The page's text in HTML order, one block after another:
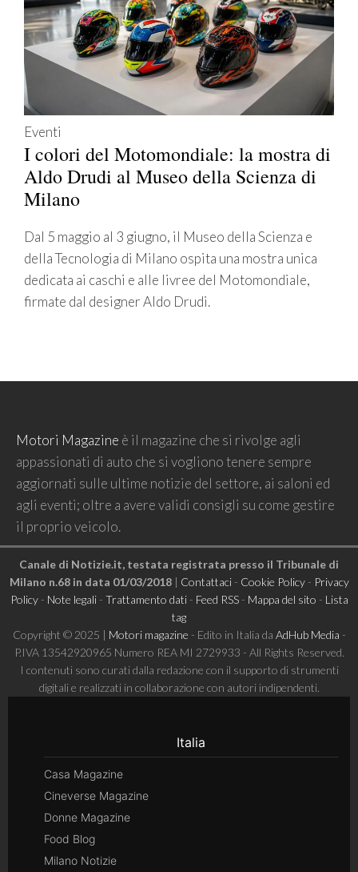
Eventi
I colori del Motomondiale: la mostra di
Aldo Drudi al Museo della Scienza di
Milano
Dal 5 maggio al 3 giugno, il Museo della Scienza e
della Tecnologia di Milano ospita una mostra unica
dedicata ai caschi e alle livree del Motomondiale,
firmate dal designer Aldo Drudi.
Motori Magazine è il magazine che si rivolge agli
appassionati di auto che si vogliono tenere sempre
aggiornati sulle ultime notizie del settore, ai saloni ed
agli eventi; oltre a avere validi consigli su come gestire
il proprio veicolo.
Canale di Notizie.it, testata registrata presso il Tribunale di
Milano n.68 in data 01/03/2018| Contattaci- Cookie Policy- Privacy
Policy- Note legali- Trattamento dati- Feed RSS- Mappa del sito - Lista
tag
Copyright © 2025 | Motori magazine - Edito in Italia da AdHub Media -
P.IVA 13542920965 Numero REA MI 2729933 - All Rights Reserved.
I contenuti sono curati dalla redazione con il supporto di strumenti
digitali e realizzati in collaborazione con autori indipendenti.
Italia
Casa Magazine
Cineverse Magazine
Donne Magazine
Food Blog
Milano Notizie